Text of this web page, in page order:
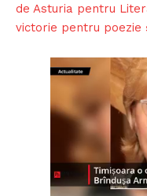
de Asturia pentru
victorie pentru poezie